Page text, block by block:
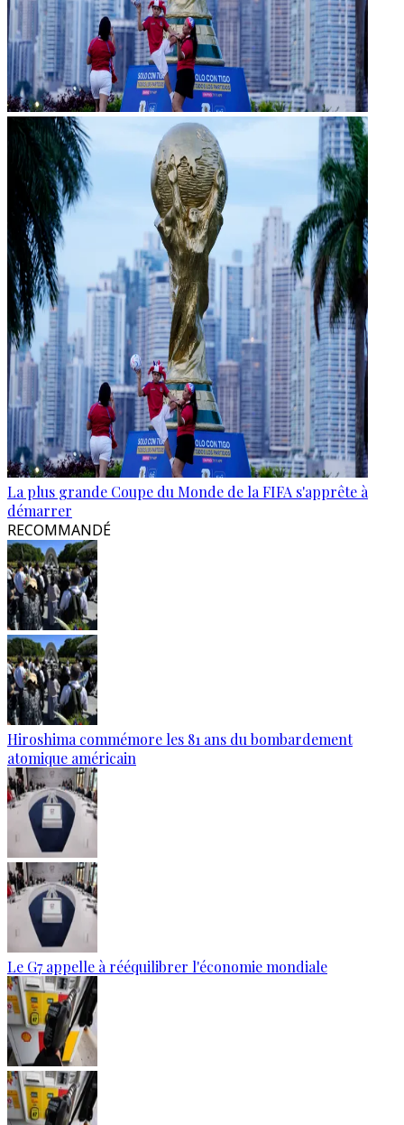
La plus grande Coupe du Monde de la FIFA s'apprête à
démarrer
RECOMMANDÉ
Hiroshima commémore les 81 ans du bombardement
atomique américain
Le G7 appelle à rééquilibrer l'économie mondiale